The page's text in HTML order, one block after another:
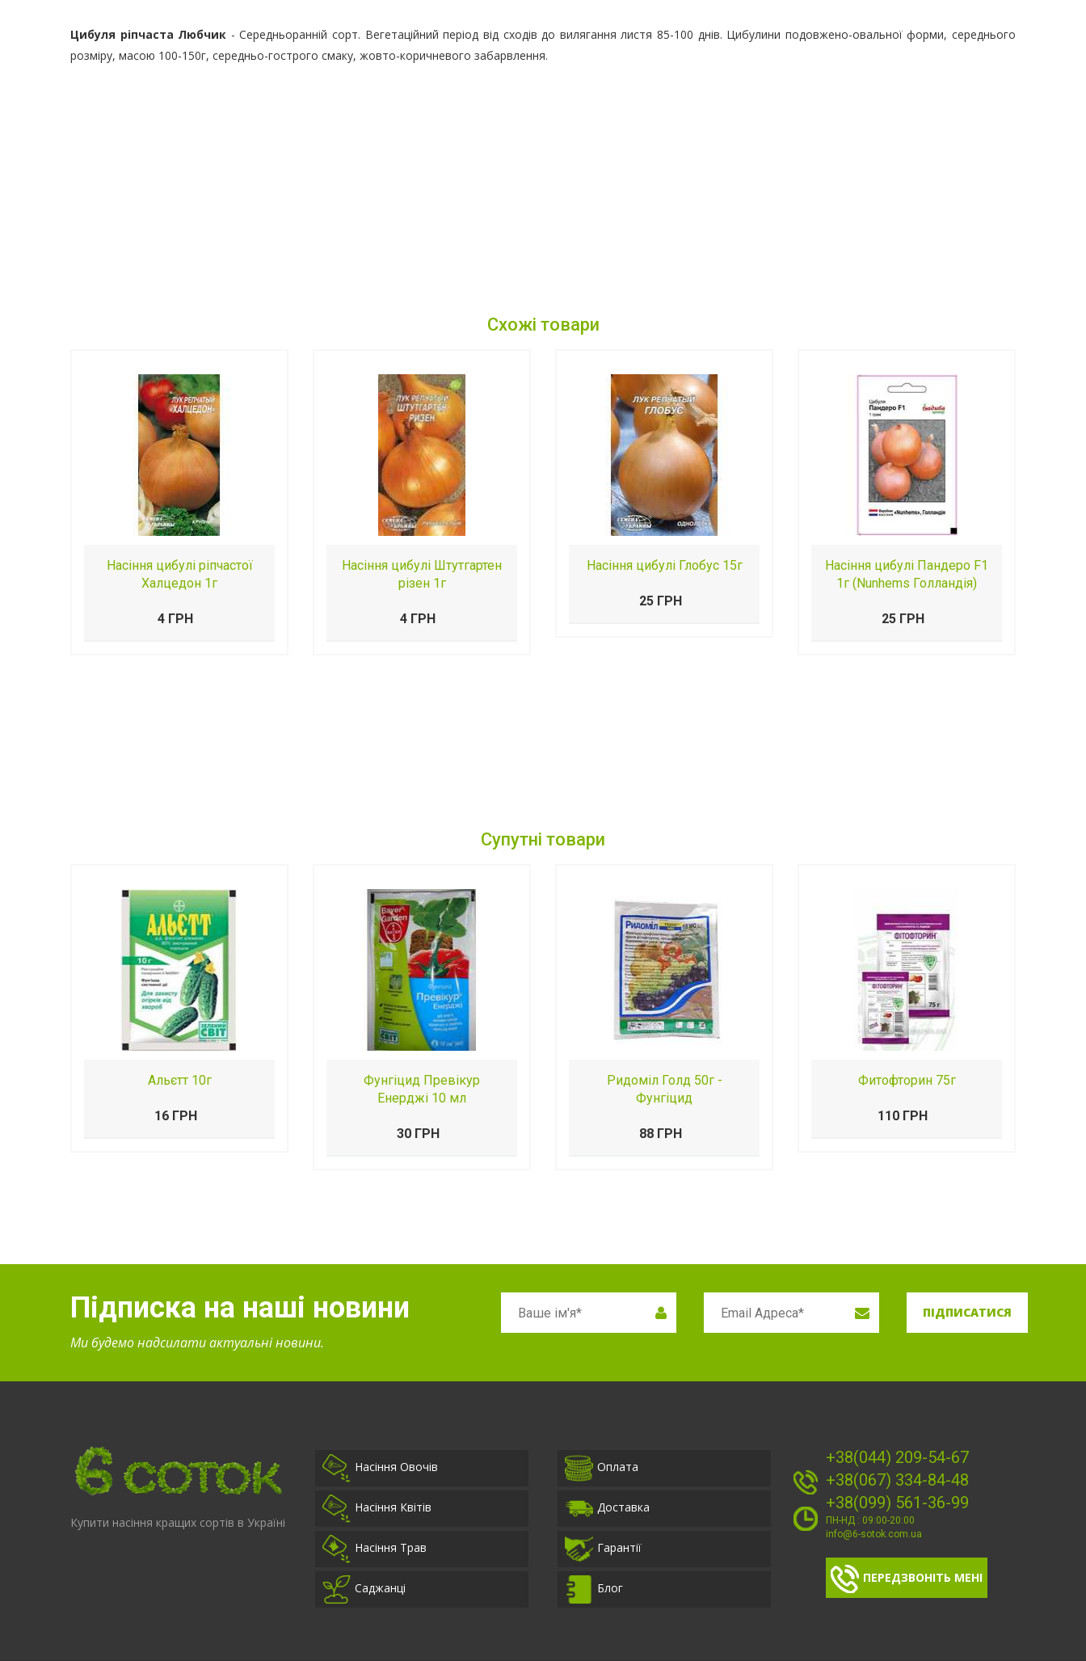
Цибуля ріпчаста Любчик - Середньоранній сорт. Вегетаційний період від сходів до вилягання листя 85-100 днів. Цибулини подовжено-овальної форми, середнього
розміру, масою 100-150г, середньо-гострого смаку, жовто-коричневого забарвлення.
Схожі товари
Насіння цибулі ріпчастої
Халцедон 1г
4 ГРН
Насіння цибулі Штутгартен
різен 1г
4 ГРН
Насіння цибулі Глобус 15г
25 ГРН
Насіння цибулі Пандеро F1
1г (Nunhems Голландія)
25 ГРН
Супутні товари
Альєтт 10г
16 ГРН
Фунгіцид Превікур
Енерджі 10 мл
30 ГРН
Ридоміл Голд 50г -
Фунгіцид
88 ГРН
Фитофторин 75г
110 ГРН
Підписка на наші новини
Ми будемо надсилати актуальні новини.
ПІДПИСАТИСЯ
Купити насіння кращих сортів в Україні
Насіння Овочів
Насіння Квітів
Насіння Трав
Саджанці
Оплата
Доставка
Гарантії
Блог
+38(044) 209-54-67
+38(067) 334-84-48
+38(099) 561-36-99
ПН-НД : 09:00-20:00
info@6-sotok.com.ua
ПЕРЕДЗВОНІТЬ МЕНІ